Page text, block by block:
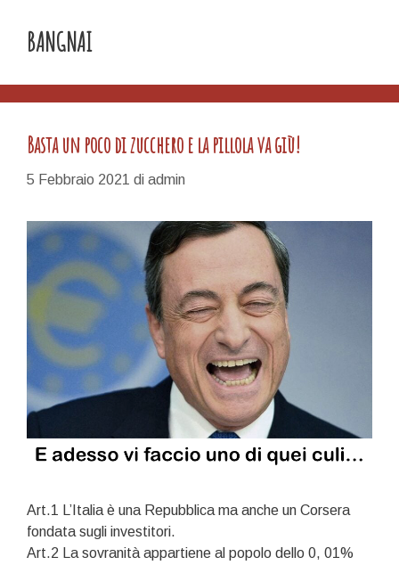
BANGNAI
Basta un poco di zucchero e la pillola va giù!
5 Febbraio 2021 di admin
Art.1 L’Italia è una Repubblica ma anche un Corsera
fondata sugli investitori.
Art.2 La sovranità appartiene al popolo dello 0, 01%